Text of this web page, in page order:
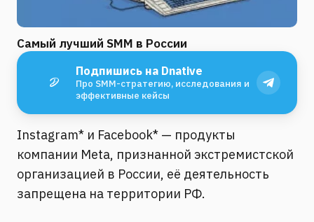
Самый лучший SMM в России
Подпишись на Dnative
Про SMM-стратегию, исследования и
эффективные кейсы
Instagram* и Facebook* — продукты
компании Meta, признанной экстремистской
организацией в России, её деятельность
запрещена на территории РФ.